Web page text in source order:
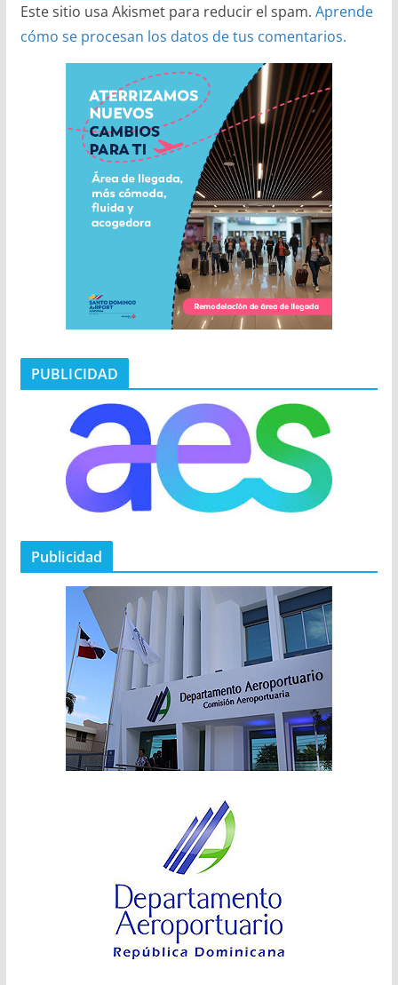
Este sitio usa Akismet para reducir el spam. Aprende
cómo se procesan los datos de tus comentarios.
PUBLICIDAD
Publicidad